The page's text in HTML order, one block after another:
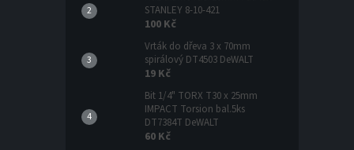
STANLEY 8-10-421
100 Kč
Vrták do dřeva 3 x 70mm
spirálový DT4503 DeWALT
19 Kč
Bit 1/4" TORX T30 x 25mm
IMPACT Torsion bal.5ks
DT7384T DeWALT
60 Kč